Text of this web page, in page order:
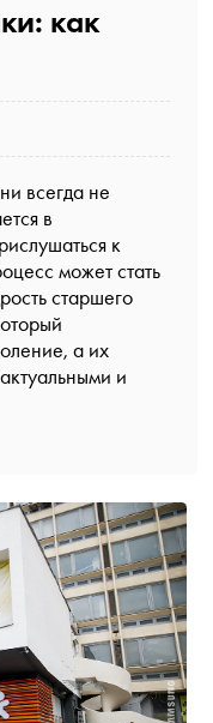
как
всегда не
в
к
может стать
старшего
а их
и